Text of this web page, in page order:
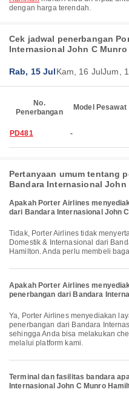
dengan harga terendah.
Cek jadwal penerbangan
Internasional John C Munro
Rab, 15 JulKam, 16 JulJum,
No.
Penerbangan
Model Pesawat
PD481 -
Pertanyaan umum tentang
Bandara Internasional John
Apakah Porter Airlines
dari Bandara Internasional John
Tidak, Porter Airlines tidak menyertakan bagasi gratis untuk penerbangan
Domestik & Internasional dari
Hamilton. Anda perlu membeli
Apakah Porter Airlines
penerbangan dari Bandara
Ya, Porter Airlines menyediakan layanan check-in online untuk
penerbangan dari Bandara
sehingga Anda bisa melakukan
melalui platform kami.
Terminal dan fasilitas bandara
Internasional John C Munro